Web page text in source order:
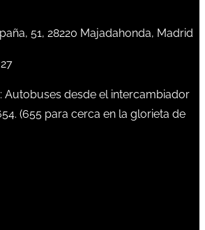
51, 28220 Majadahonda, Madrid
: Autobuses desde el intercambiador
. (655 para cerca en la glorieta de